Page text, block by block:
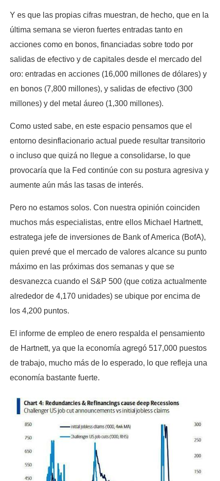
Y es que las propias cifras muestran, de hecho, que en la
última semana se vieron fuertes entradas tanto en
acciones como en bonos, financiadas sobre todo por
salidas de efectivo y de capitales desde el mercado del
oro: entradas en acciones (16,000 millones de dólares) y
en bonos (7,800 millones), y salidas de efectivo (300
millones) y del metal áureo (1,300 millones).
Como usted sabe, en este espacio pensamos que el
entorno desinflacionario actual puede resultar transitorio
o incluso que quizá no llegue a consolidarse, lo que
provocaría que la Fed continúe con su postura agresiva y
aumente aún más las tasas de interés.
Pero no estamos solos. Con nuestra opinión coinciden
muchos más especialistas, entre ellos Michael Hartnett,
estratega jefe de inversiones de Bank of America (BofA),
quien prevé que el mercado de valores alcance su punto
máximo en las próximas dos semanas y que se
desvanezca cuando el S&P 500 (que cotiza actualmente
alrededor de 4,170 unidades) se ubique por encima de
los 4,200 puntos.
El informe de empleo de enero respalda el pensamiento
de Hartnett, ya que la economía agregó 517,000 puestos
de trabajo, mucho más de lo esperado, lo que refleja una
economía bastante fuerte.